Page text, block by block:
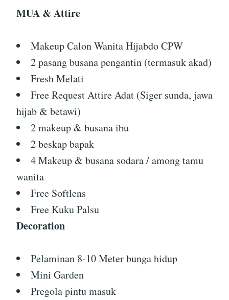
MUA & Attire
Makeup Calon Wanita Hijabdo CPW
2 pasang busana pengantin (termasuk akad)
Fresh Melati
Free Request Attire Adat (Siger sunda, jawa
hijab & betawi)
2 makeup & busana ibu
2 beskap bapak
4 Makeup & busana sodara / among tamu
wanita
Free Softlens
Free Kuku Palsu
Decoration
Pelaminan 8-10 Meter bunga hidup
Mini Garden
Pregola pintu masuk